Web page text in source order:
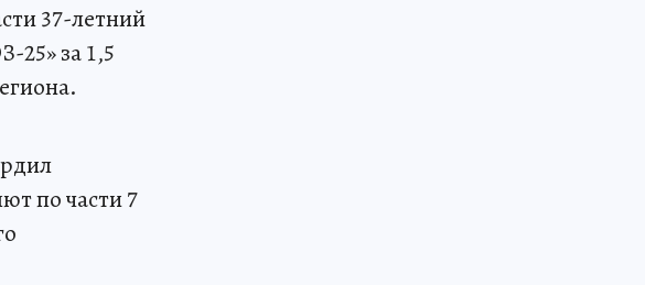
37-летний
25» за 1,5
по части 7